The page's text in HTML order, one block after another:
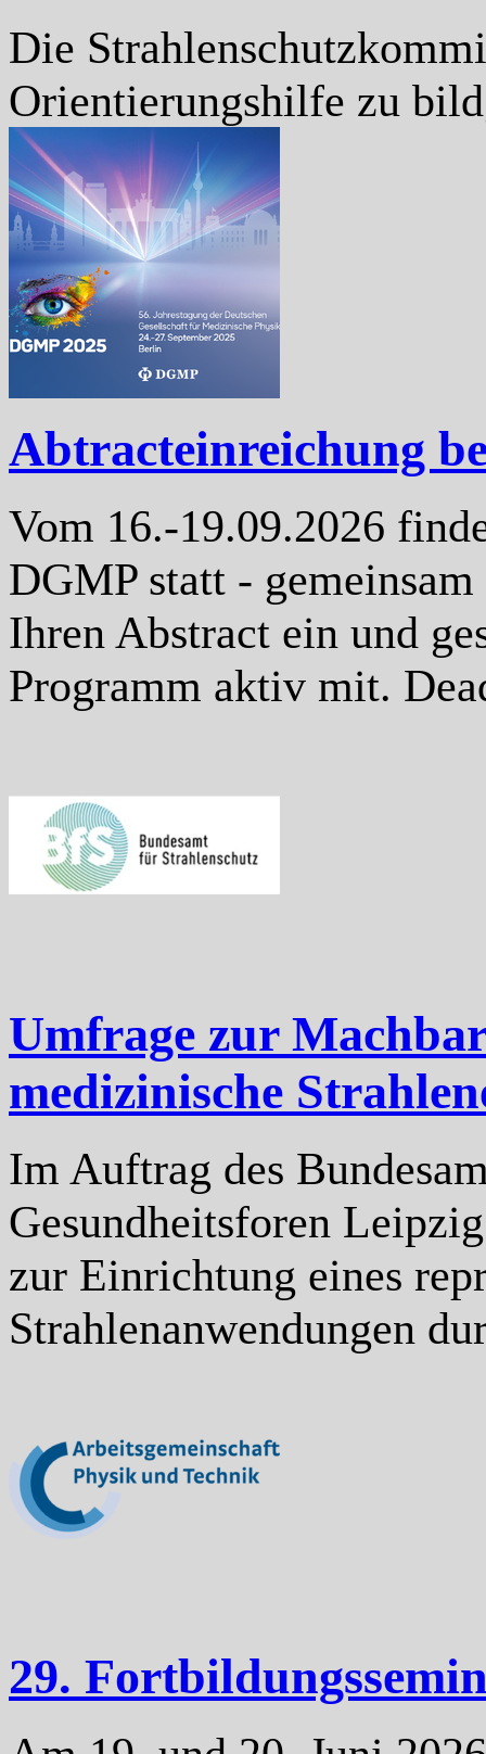
Die
Orientierungshilfe zu
Abtracteinreichung
Vom 16.-19.09.2026
DGMP statt -
Ihren Abstract ein und
Programm aktiv mit.
Umfrage zur
medizinische
Im Auftrag des
Gesundheitsforen
zur Einrichtung eines
Strahlenanwendungen
29.